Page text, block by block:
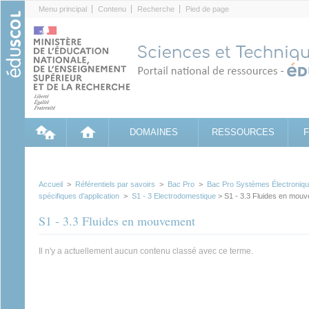
Menu principal Contenu Recherche Pied de page
DOMAINES RESSOURCES
Accueil > Référentiels par savoirs > Bac Pro > Bac Pro Systèmes
spécifiques d’application > S1 - 3 Electrodomestique > S1 - 3.3 Fluides en
S1 - 3.3 Fluides en mouvement
Il n'y a actuellement aucun contenu classé avec ce terme.